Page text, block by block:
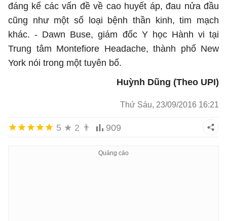
đáng kể các vấn đề về cao huyết áp, đau nửa đầu
cũng như một số loại bệnh thần kinh, tim mạch
khác. - Dawn Buse, giám đốc Y học Hành vi tại
Trung tâm Montefiore Headache, thành phố New
York nói trong một tuyên bố.
Huỳnh Dũng (Theo UPI)
Thứ Sáu, 23/09/2016 16:21
5 ★ 2 👨 909